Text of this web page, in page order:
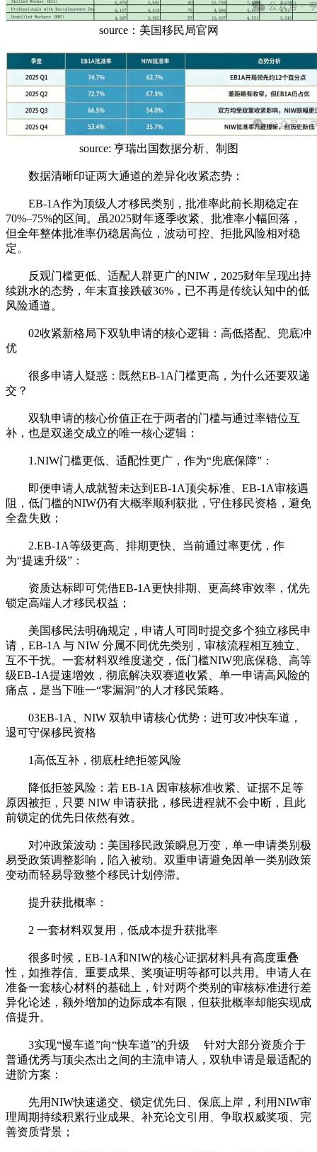
source：美国移民局官网
source: 亨瑞出国数据分析、制图
数据清晰印证两大通道的差异化收紧态势：
EB-1A作为顶级人才移民类别，批准率此前长期稳定在
70%–75%的区间。虽2025财年逐季收紧、批准率小幅回落，
但全年整体批准率仍稳居高位，波动可控、拒批风险相对稳
定。
反观门槛更低、适配人群更广的NIW，2025财年呈现出持
续跳水的态势，年末直接跌破36%，已不再是传统认知中的低
风险通道。
02收紧新格局下双轨申请的核心逻辑：高低搭配、兜底冲
优
很多申请人疑惑：既然EB-1A门槛更高，为什么还要双递
交？
双轨申请的核心价值正在于两者的门槛与通过率错位互
补，也是双递交成立的唯一核心逻辑：
1.NIW门槛更低、适配性更广，作为“兜底保障”：
即便申请人成就暂未达到EB-1A顶尖标准、EB-1A审核遇
阻，低门槛的NIW仍有大概率顺利获批，守住移民资格，避免
全盘失败；
2.EB-1A等级更高、排期更快、当前通过率更优，作
为“提速升级”：
资质达标即可凭借EB-1A更快排期、更高终审效率，优先
锁定高端人才移民权益；
美国移民法明确规定，申请人可同时提交多个独立移民申
请，EB-1A 与 NIW 分属不同优先类别，审核流程相互独立、
互不干扰。一套材料双维度递交，低门槛NIW兜底保稳、高等
级EB-1A提速增效，彻底解决双赛道收紧、单一申请高风险的
痛点，是当下唯一“零漏洞”的人才移民策略。
03EB-1A、NIW 双轨申请核心优势：进可攻冲快车道，
退可守保移民资格
1高低互补，彻底杜绝拒签风险
降低拒签风险：若 EB-1A 因审核标准收紧、证据不足等
原因被拒，只要 NIW 申请获批，移民进程就不会中断，且此
前锁定的优先日依然有效。
对冲政策波动：美国移民政策瞬息万变，单一申请类别极
易受政策调整影响，陷入被动。双重申请避免因单一类别政策
变动而轻易导致整个移民计划停滞。
提升获批概率：
2 一套材料双复用，低成本提升获批率
很多时候，EB-1A和NIW的核心证据材料具有高度重叠
性，如推荐信、重要成果、奖项证明等都可以共用。申请人在
准备一套核心材料的基础上，针对两个类别的审核标准进行差
异化论述，额外增加的边际成本有限，但获批概率却能实现成
倍提升。
3实现“慢车道”向“快车道”的升级 针对大部分资质介于
普通优秀与顶尖杰出之间的主流申请人，双轨申请是最适配的
进阶方案：
先用NIW快速递交、锁定优先日、保底上岸，利用NIW审
理周期持续积累行业成果、补充论文引用、争取权威奖项、完
善资质背景；